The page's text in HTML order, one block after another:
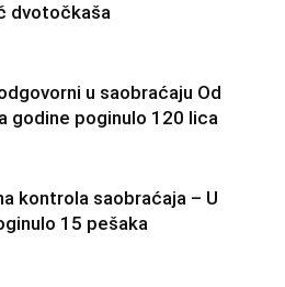
dvotočkaša
u saobraćaju Od
godine poginulo 120 lica
kontrola saobraćaja – U
15 pešaka